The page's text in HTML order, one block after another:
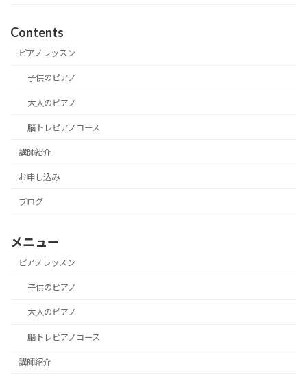
Contents
ピアノレッスン
子供のピアノ
大人のピアノ
脳トレピアノコース
講師紹介
お申し込み
ブログ
メニュー
ピアノレッスン
子供のピアノ
大人のピアノ
脳トレピアノコース
講師紹介